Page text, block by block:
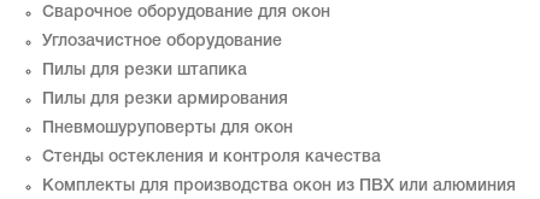
Сварочное оборудование для окон
Углозачистное оборудование
Пилы для резки штапика
Пилы для резки армирования
Пневмошуруповерты для окон
Стенды остекления и контроля качества
Комплекты для производства окон из ПВХ или алюминия